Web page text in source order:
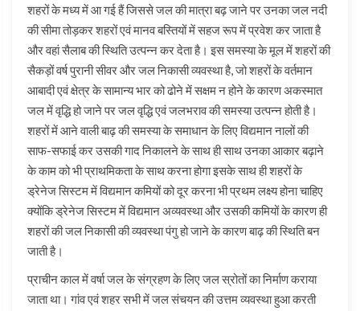
शहरों के मध्य में आ गई हैं जिससे जल की मात्रा बढ़ जाने पर उनका जल नदी
की सीमा तोड़कर शहरों एवं मानव बस्तियों में सहज रूप में प्रवेश कर जाता है
और वहां सैलाब की स्थिति उत्पन्न कर देता है। इस समस्या के मूल में शहरों की
सैकड़ों वर्ष पुरानी सीवर और जल निकासी व्यवस्था है, जो शहरों के वर्तमान
आबादी एवं क्षेत्र के सामान्य भार को ढोने में सक्षम न होने के कारण अकस्मात
जल में वृद्धि हो जाने पर जल वृद्धि एवं जलभराव की समस्या उत्पन्न होती है।
शहरों में आने वाली बाढ़ की समस्या के समाधान के लिए विद्यमान नालों की
साफ-सफाई कर उसकी गाद निकालने के साथ ही साथ उनका आकार बढ़ाने
के काम को भी प्राथमिकता के साथ करना होगा इसके साथ ही शहरों के
ड्रेनेज सिस्टम में विद्यमान कमियों को दूर करना भी प्रथम लक्ष्य होना चाहिए
क्योंकि ड्रेनेज सिस्टम में विद्यमान अव्यवस्था और उसकी कमियों के कारण ही
शहरों की जल निकासी की व्यवस्था पंगु हो जाने के कारण बाढ़ की स्थिति बन
जाती है।
प्राचीन काल में वर्षा जल के संग्रहण के लिए जल स्रोतों का निर्माण कराया
जाता था। गांव एवं शहर सभी में जल संचयन की उत्तम व्यवस्था हुआ करती